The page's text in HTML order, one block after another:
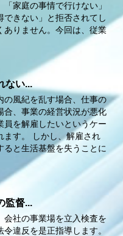
家庭の事情で行けない」
できない」と拒否されてし
ありません。今回は、従業
ない...
の風紀を乱す場合、仕事の
合、事業の経営状況が悪化
員を解雇したいというケー
ます。 しかし、解雇され
ると生活基盤を失うことに
督...
会社の事業場を立入検査を
違反を是正指導します。